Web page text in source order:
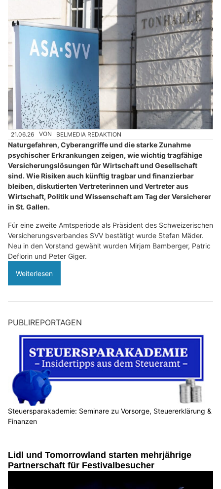
21.06.26 VON BELMEDIA REDAKTION
Naturgefahren, Cyberangriffe und die starke Zunahme
psychischer Erkrankungen zeigen, wie wichtig tragfähige
Versicherungslösungen für Wirtschaft und Gesellschaft
sind. Wie Risiken auch künftig tragbar und finanzierbar
bleiben, diskutierten Vertreterinnen und Vertreter aus
Wirtschaft, Politik und Wissenschaft am Tag der Versicherer
in St. Gallen.
Für eine zweite Amtsperiode als Präsident des Schweizerischen
Versicherungsverbandes SVV bestätigt wurde Stefan Mäder.
Neu in den Vorstand gewählt wurden Mirjam Bamberger, Patric
Deflorin und Peter Giger.
Weiterlesen
PUBLIREPORTAGEN
Steuersparakademie: Seminare zu Vorsorge, Steuererklärung &
Finanzen
Lidl und Tomorrowland starten mehrjährige
Partnerschaft für Festivalbesucher